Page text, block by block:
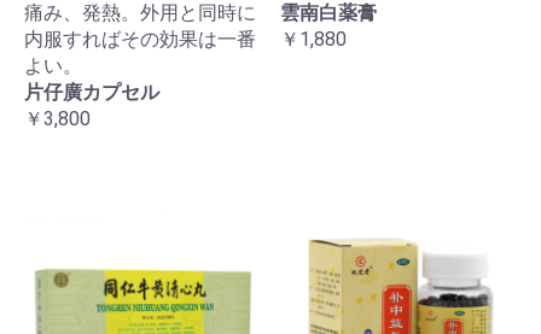
痛み、発熱。外用と同時に
内服すればその効果は一番
よい。
片仔廣カプセル
￥3,800
雲南白薬膏
￥1,880